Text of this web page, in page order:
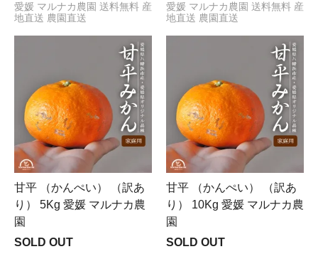
愛媛 マルナカ農園 送料無料 産
地直送 農園直送
愛媛 マルナカ農園 送料無料 産
地直送 農園直送
甘平 （かんぺい） （訳あ
り） 5Kg 愛媛 マルナカ農
園
SOLD OUT
甘平 （かんぺい） （訳あ
り） 10Kg 愛媛 マルナカ農
園
SOLD OUT